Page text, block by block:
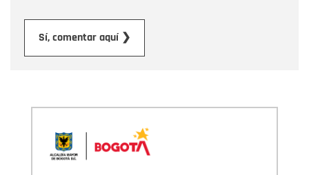
Sí, comentar aquí ❯